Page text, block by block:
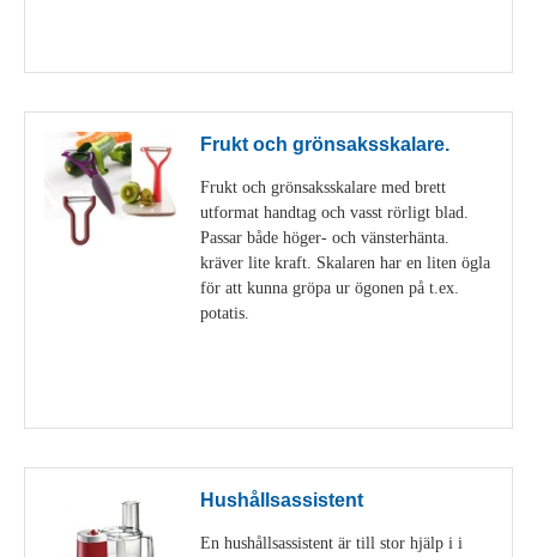
Frukt och grönsaksskalare.
Frukt och grönsaksskalare med brett
utformat handtag och vasst rörligt blad.
Passar både höger- och vänsterhänta.
kräver lite kraft. Skalaren har en liten ögla
för att kunna gröpa ur ögonen på t.ex.
potatis.
Hushållsassistent
En hushållsassistent är till stor hjälp i i